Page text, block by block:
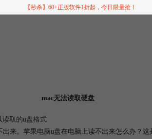
【秒杀】60+正版软件1折起，今日限量抢！
mac无法读取硬盘
读取的u盘格式
来。苹果电脑u盘在电脑上读不出来怎么办？